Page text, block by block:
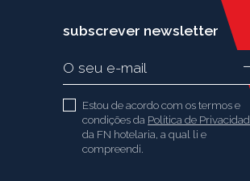
subscrever newsletter
Estou de acordo com os termos e
condições da Política de
da FN hotelaria, a qual li e
compreendi.